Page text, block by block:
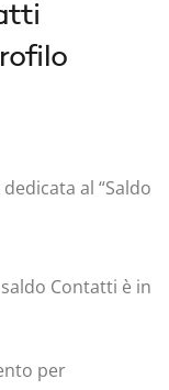
al “Saldo
Contatti è in
per